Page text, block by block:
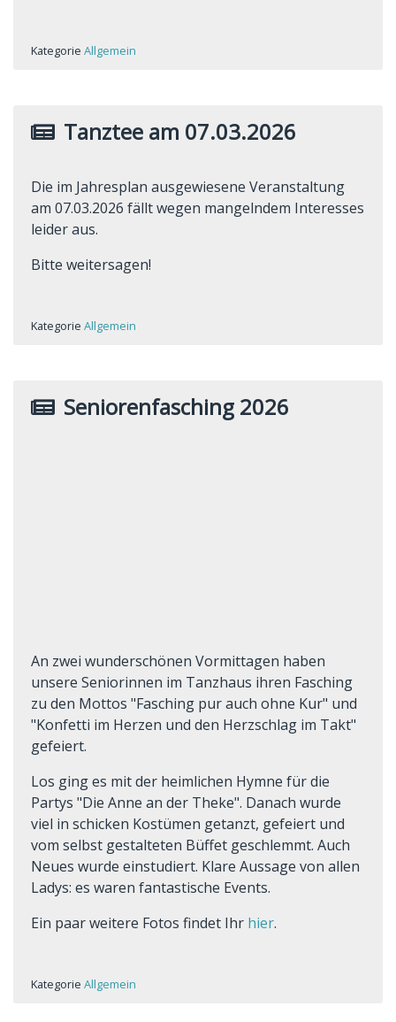
Kategorie Allgemein
Tanztee am 07.03.2026
Die im Jahresplan ausgewiesene Veranstaltung
am 07.03.2026 fällt wegen mangelndem Interesses
leider aus.
Bitte weitersagen!
Kategorie Allgemein
Seniorenfasching 2026
An zwei wunderschönen Vormittagen haben
unsere Seniorinnen im Tanzhaus ihren Fasching
zu den Mottos "Fasching pur auch ohne Kur" und
"Konfetti im Herzen und den Herzschlag im Takt"
gefeiert.
Los ging es mit der heimlichen Hymne für die
Partys "Die Anne an der Theke". Danach wurde
viel in schicken Kostümen getanzt, gefeiert und
vom selbst gestalteten Büffet geschlemmt. Auch
Neues wurde einstudiert. Klare Aussage von allen
Ladys: es waren fantastische Events.
Ein paar weitere Fotos findet Ihr hier.
Kategorie Allgemein